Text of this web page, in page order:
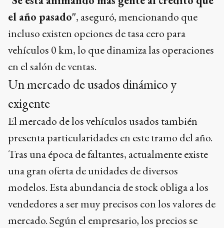
el año pasado", aseguró, mencionando que
incluso existen opciones de tasa cero para
vehículos 0 km, lo que dinamiza las operaciones
en el salón de ventas.
Un mercado de usados dinámico y
exigente
El mercado de los vehículos usados también
presenta particularidades en este tramo del año.
Tras una época de faltantes, actualmente existe
una gran oferta de unidades de diversos
modelos. Esta abundancia de stock obliga a los
vendedores a ser muy precisos con los valores de
mercado. Según el empresario, los precios se